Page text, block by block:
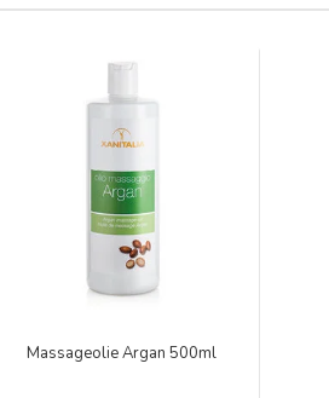
Massageolie Argan 500ml